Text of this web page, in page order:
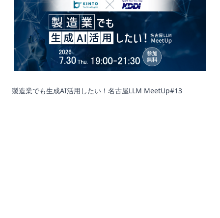
製造業でも生成AI活用したい！名古屋LLM MeetUp#13